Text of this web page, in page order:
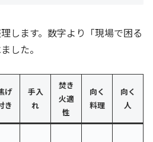
します。数字より「現場で困る
した。
げ
き
手入
れ
焚き
火適
性
向く
料理
向く
人